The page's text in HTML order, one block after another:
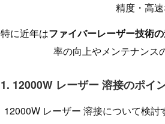
精度・高
特に近年はファイバーレーザー技術
率の向上やメンテナンス
1. 12000W レーザー 溶接のポイ
12000W レーザー 溶接について検